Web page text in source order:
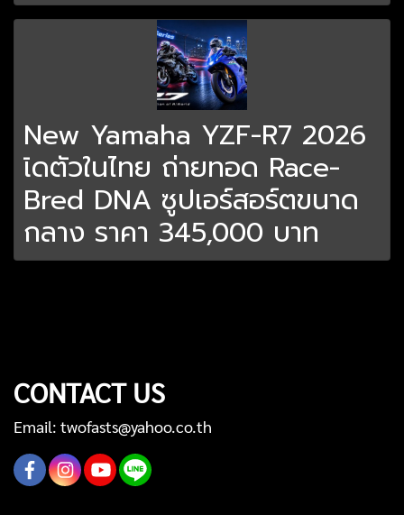
New Yamaha YZF-R7 2026
เิดตัวในไทย ถ่ายทอด Race-
Bred DNA ซูปเอร์สอร์ตขนาด
กลาง ราคา 345,000 บาท
CONTACT US
Email: twofasts@yahoo.co.th